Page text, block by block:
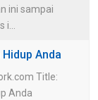
ini sampai
Anda
Title:
Anda